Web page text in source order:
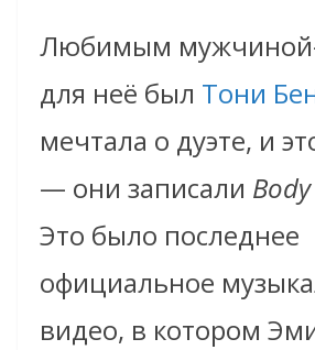
Любимым
для неё был Тони
мечтала о дуэте, и
— они записали
Это было последнее
официальное
видео, в котором